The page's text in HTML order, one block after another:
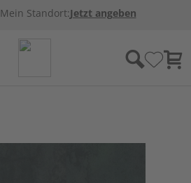
Mein Standort:Jetzt angeben